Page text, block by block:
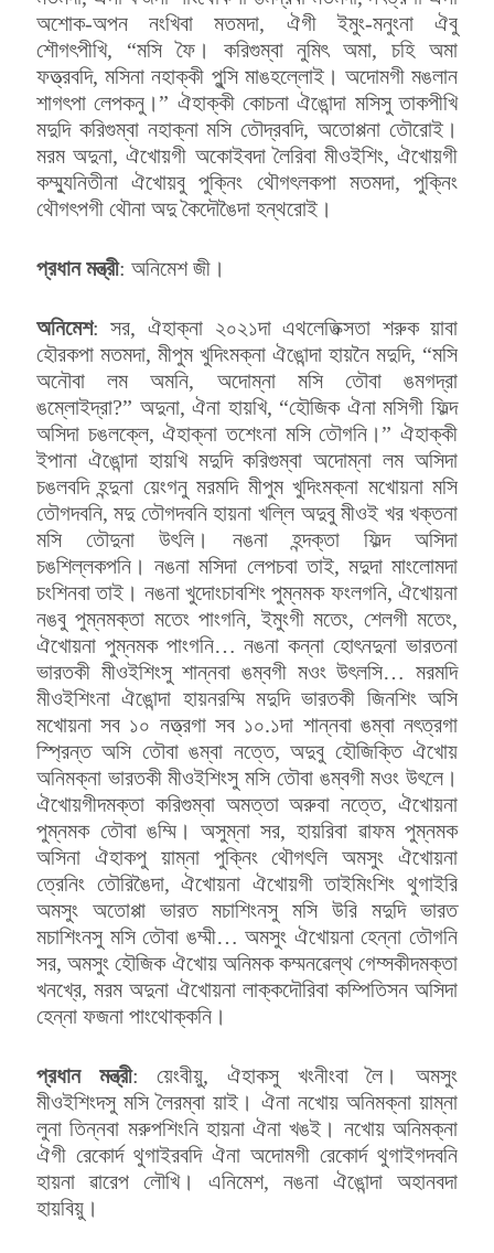
অশোক-অপন নংখিবা মতমদা, ঐগী ইমুং-মনুংনা ঐবু
শৌগৎপীখি, “মসি ফৈ। করিগুম্বা নুমিৎ অমা, চহি অমা
ফত্ত্রবদি, মসিনা নহাক্কী পুন্সি মাঙহল্লোই। অদোমগী মঙলান
শাগৎপা লেপকনু।” ঐহাক্কী কোচনা ঐঙোন্দা মসিসু তাকপীখি
মদুদি করিগুম্বা নহাক্না মসি তৌদ্রবদি, অতোপ্পনা তৌরোই।
মরম অদুনা, ঐখোয়গী অকোইবদা লৈরিবা মীওইশিং, ঐখোয়গী
কম্ম্যুনিতীনা ঐখোয়বু পুক্নিং থৌগৎলকপা মতমদা, পুক্নিং
থৌগৎপগী থৌনা অদু কৈদৌঙৈদা হন্থরোই।
প্রধান মন্ত্রী: অনিমেশ জী।
অনিমেশ: সর, ঐহাক্না ২০২১দা এথলেতিক্সতা শরুক য়াবা
হৌরকপা মতমদা, মীপুম খুদিংমক্না ঐঙোন্দা হায়নৈ মদুদি, “মসি
অনৌবা লম অমনি, অদোম্না মসি তৌবা ঙমগদ্রা
ঙম্লোইদ্রা?” অদুনা, ঐনা হায়খি, “হৌজিক ঐনা মসিগী ফিল্দ
অসিদা চঙলক্লে, ঐহাক্না তশেংনা মসি তৌগনি।” ঐহাক্কী
ইপানা ঐঙোন্দা হায়খি মদুদি করিগুম্বা অদোম্না লম অসিদা
চঙলবদি হন্দুনা য়েংগনু মরমদি মীপুম খুদিংমক্না মখোয়না মসি
তৌগদবনি, মদু তৌগদবনি হায়না খল্লি অদুবু মীওই খর খক্তনা
মসি তৌদুনা উৎলি। নঙনা হন্দক্তা ফিল্দ অসিদা
চঙশিল্লকপনি। নঙনা মসিদা লেপচবা তাই, মদুদা মাংলোমদা
চংশিনবা তাই। নঙনা খুদোংচাবশিং পুম্নমক ফংলগনি, ঐখোয়না
নঙবু পুম্নমক্তা মতেং পাংগনি, ইমুংগী মতেং, শেলগী মতেং,
ঐখোয়না পুম্নমক পাংগনি… নঙনা কন্না হোৎনদুনা ভারতনা
ভারতকী মীওইশিংসু শান্নবা ঙম্বগী মওং উৎলসি… মরমদি
মীওইশিংনা ঐঙোন্দা হায়নরম্মি মদুদি ভারতকী জিনশিং অসি
মখোয়না সব ১০ নত্ত্রগা সব ১০.১দা শান্নবা ঙম্বা নৎত্রগা
স্প্রিন্ত অসি তৌবা ঙম্বা নত্তে, অদুবু হৌজিক্তি ঐখোয়
অনিমক্না ভারতকী মীওইশিংসু মসি তৌবা ঙম্বগী মওং উৎলে।
ঐখোয়গীদমক্তা করিগুম্বা অমত্তা অরুবা নত্তে, ঐখোয়না
পুম্নমক তৌবা ঙম্মি। অসুম্না সর, হায়রিবা ৱাফম পুম্নমক
অসিনা ঐহাকপু য়াম্না পুক্নিং থৌগৎলি অমসুং ঐখোয়না
ত্রেনিং তৌরিঙৈদা, ঐখোয়না ঐখোয়গী তাইমিংশিং থুগাইরি
অমসুং অতোপ্পা ভারত মচাশিংনসু মসি উরি মদুদি ভারত
মচাশিংনসু মসি তৌবা ঙম্মী… অমসুং ঐখোয়না হেন্না তৌগনি
সর, অমসুং হৌজিক ঐখোয় অনিমক কম্মনৱেল্থ গেম্সকীদমক্তা
খনখ্রে, মরম অদুনা ঐখোয়না লাক্কদৌরিবা কম্পিতিসন অসিদা
হেন্না ফজনা পাংথোক্কনি।
প্রধান মন্ত্রী: য়েংবীয়ু, ঐহাকসু খংনীংবা লৈ। অমসুং
মীওইশিংদসু মসি লৈরম্বা য়াই। ঐনা নখোয় অনিমক্না য়াম্না
লুনা তিন্নবা মরুপশিংনি হায়না ঐনা খঙই। নখোয় অনিমক্না
ঐগী রেকোর্দ থুগাইরবদি ঐনা অদোমগী রেকোর্দ থুগাইগদবনি
হায়না ৱারেপ লৌখি। এনিমেশ, নঙনা ঐঙোন্দা অহানবদা
হায়বিয়ু।